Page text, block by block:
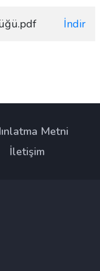
İndir
Metni
İletişim